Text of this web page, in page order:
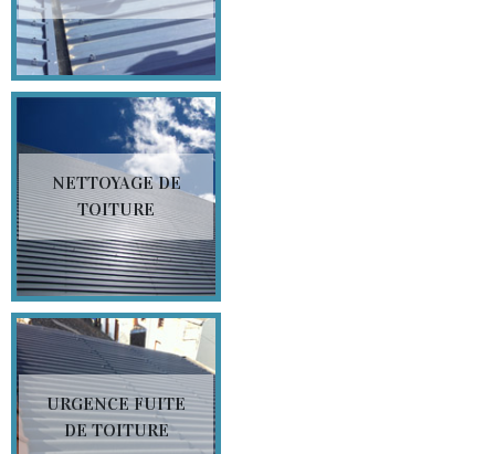
NETTOYAGE DE
TOITURE
URGENCE FUITE
DE TOITURE